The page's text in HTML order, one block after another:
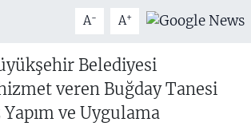
A- A+
Belediyesi
veren Buğday Tanesi
ve Uygulama